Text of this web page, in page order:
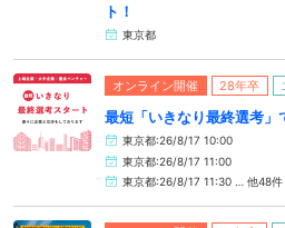
ト！
東京都
オンライン開催 28年卒
最短「いきなり最終選考」
東京都:26/8/17 10:00
東京都:26/8/17 11:00
東京都:26/8/17 11:30 … 他48件